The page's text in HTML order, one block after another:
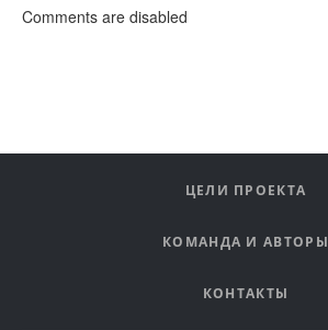
Comments are disabled
ЦЕЛИ ПРОЕКТА
КОМАНДА И АВТОРЫ
КОНТАКТЫ